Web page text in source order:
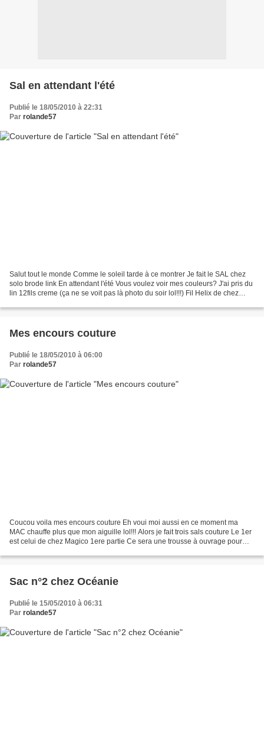
Sal en attendant l'été
Publié le 18/05/2010 à 22:31
Par rolande57
Salut tout le monde Comme le soleil tarde à ce montrer Je fait le SAL chez
solo brode link En attendant l'été Vous voulez voir mes couleurs? J'ai pris du
lin 12fils creme (ça ne se voit pas là photo du soir lol!!!) Fil Helix de chez
Mes encours couture
Publié le 18/05/2010 à 06:00
Par rolande57
Coucou voila mes encours couture Eh voui moi aussi en ce moment ma
MAC chauffe plus que mon aiguille lol!!! Alors je fait trois sals couture Le 1er
est celui de chez Magico 1ere partie Ce sera une trousse à ouvrage pour
Sac n°2 chez Océanie
Publié le 15/05/2010 à 06:31
Par rolande57